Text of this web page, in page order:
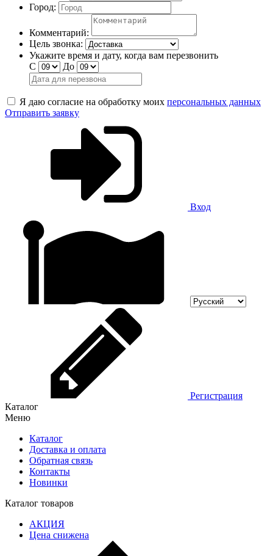
Город:
Комментарий:
Цель звонка:
Укажите время и дату, когда вам перезвонить
С
До
Я даю согласие на обработку моих персональных данных
Отправить заявку
Вход
Регистрация
Каталог
Меню
Каталог
Доставка и оплата
Обратная связь
Контакты
Новинки
Каталог товаров
АКЦИЯ
Цена снижена